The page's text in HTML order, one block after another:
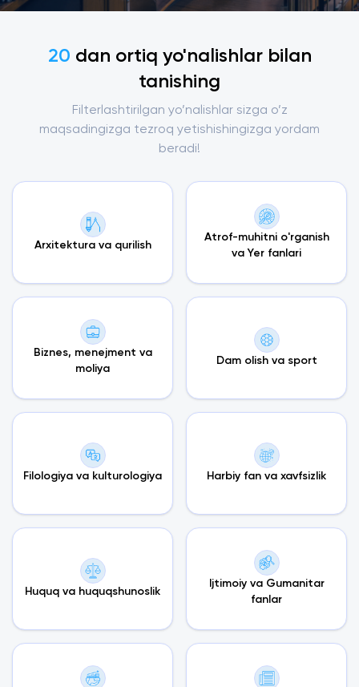
20 dan ortiq yo'nalishlar bilan
tanishing
Filterlashtirilgan yo’nalishlar sizga o’z
maqsadingizga tezroq yetishishingizga yordam
beradi!
Arxitektura va qurilish
Atrof-muhitni o'rganish
va Yer fanlari
Biznes, menejment va
moliya
Dam olish va sport
Filologiya va kulturologiya Harbiy fan va xavfsizlik
Huquq va huquqshunoslik
Ijtimoiy va Gumanitar
fanlar